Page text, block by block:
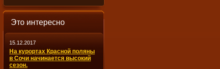
Это интересно
15.12.2017
На курортах Красной поляны
в Сочи начинается высокий
сезон.